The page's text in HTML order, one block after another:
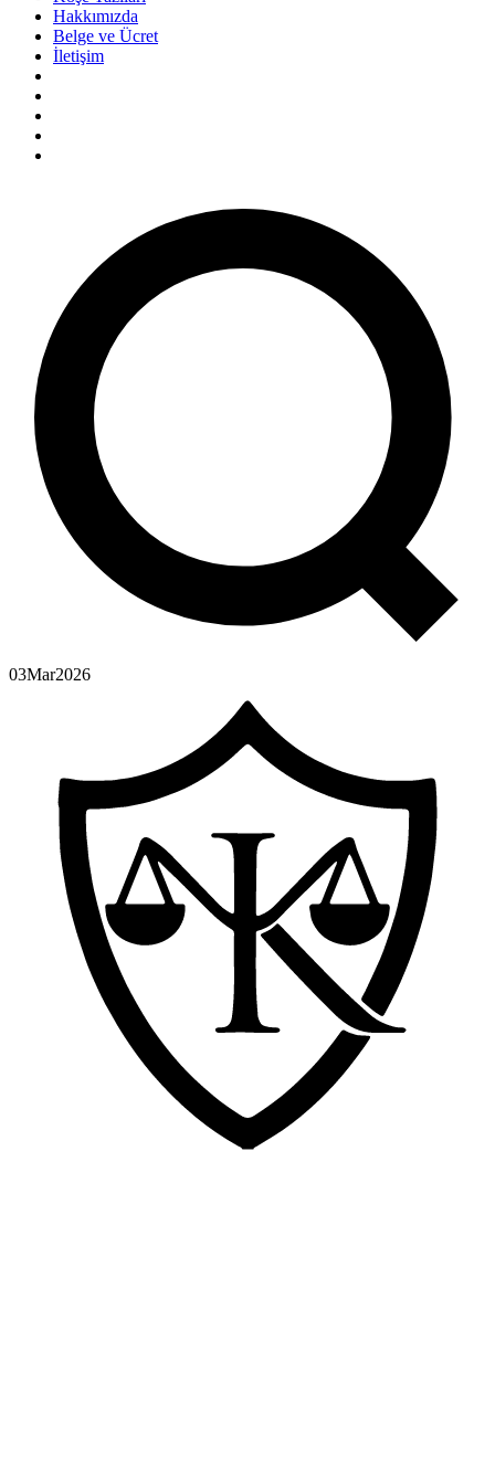
Hakkımızda
Belge ve Ücret
İletişim
03Mar2026